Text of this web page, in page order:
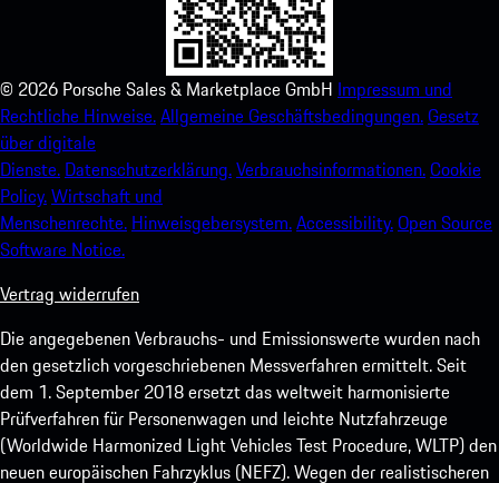
© 2026 Porsche Sales & Marketplace GmbH Impressum und
Rechtliche Hinweise.Allgemeine Geschäftsbedingungen.Gesetz
über digitale
Dienste. Datenschutzerklärung.Verbrauchsinformationen.Cookie
Policy.Wirtschaft und
Menschenrechte. Hinweisgebersystem.Accessibility.Open Source
Software Notice.
Vertrag widerrufen
Die angegebenen Verbrauchs- und Emissionswerte wurden nach
den gesetzlich vorgeschriebenen Messverfahren ermittelt. Seit
dem 1. September 2018 ersetzt das weltweit harmonisierte
Prüfverfahren für Personenwagen und leichte Nutzfahrzeuge
(Worldwide Harmonized Light Vehicles Test Procedure, WLTP) den
neuen europäischen Fahrzyklus (NEFZ). Wegen der realistischeren